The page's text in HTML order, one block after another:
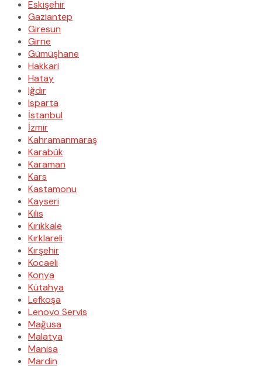
Eskişehir
Gaziantep
Giresun
Girne
Gümüşhane
Hakkari
Hatay
Iğdır
Isparta
İstanbul
İzmir
Kahramanmaraş
Karabük
Karaman
Kars
Kastamonu
Kayseri
Kilis
Kırıkkale
Kırklareli
Kırşehir
Kocaeli
Konya
Kütahya
Lefkoşa
Lenovo Servis
Mağusa
Malatya
Manisa
Mardin